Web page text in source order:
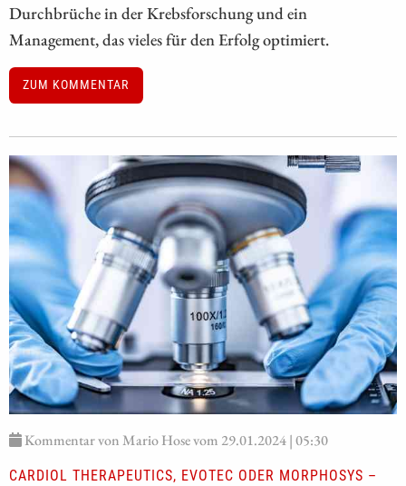
Durchbrüche in der Krebsforschung und ein
Management, das vieles für den Erfolg optimiert.
ZUM KOMMENTAR
Kommentar von Mario Hose vom 29.01.2024 | 05:30
CARDIOL THERAPEUTICS, EVOTEC ODER MORPHOSYS –